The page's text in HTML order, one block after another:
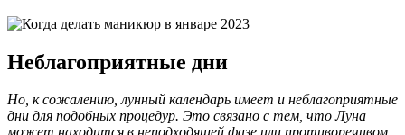
Неблагоприятные дни
Но, к сожалению, лунный календарь имеет и неблагоприятные
дни для подобных процедур. Это связано с тем, что Луна